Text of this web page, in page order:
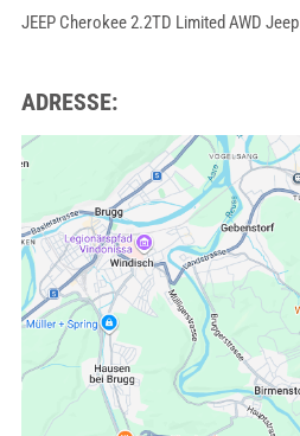
JEEP Cherokee 2.2TD Limited AWD Jeep
ADRESSE: